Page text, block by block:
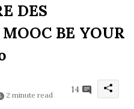
DES
BE YOUR
2 minute read
14